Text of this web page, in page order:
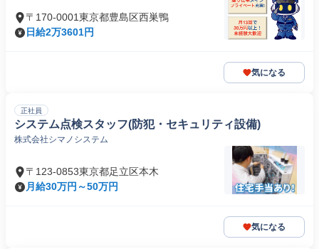
〒170-0001東京都豊島区西巣鴨
日給2万3601円
気になる
正社員
システム点検スタッフ(防犯・セキュリティ設備)
株式会社シマノシステム
〒123-0853東京都足立区本木
月給30万円～50万円
気になる